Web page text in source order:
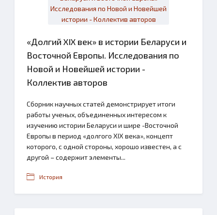
«Долгий XIX век» в истории Беларуси и
Восточной Европы. Исследования по
Новой и Новейшей истории -
Коллектив авторов
Сборник научных статей демонстрирует итоги
работы ученых, объединенных интересом к
изучению истории Беларуси и шире -Восточной
Европы в период «долгого XIX века», концепт
которого, с одной стороны, хорошо известен, а с
другой – содержит элементы...
История